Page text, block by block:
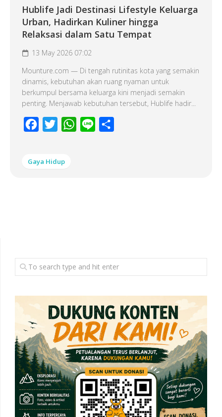
Hublife Jadi Destinasi Lifestyle Keluarga
Urban, Hadirkan Kuliner hingga
Relaksasi dalam Satu Tempat
13 May 2026 07:02
Mounture.com — Di tengah rutinitas kota yang semakin
dinamis, kebutuhan akan ruang nyaman untuk
berkumpul bersama keluarga kini menjadi semakin
penting. Menjawab kebutuhan tersebut, Hublife hadir...
Facebook
Twitter WhatsApp
Line
Gaya Hidup